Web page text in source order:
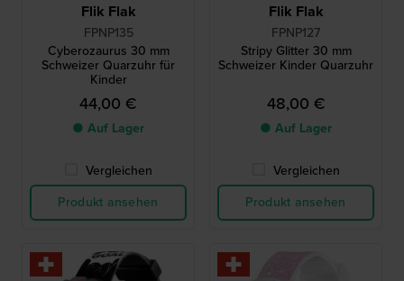
Flik Flak
FPNP135
Cyberozaurus 30 mm
Schweizer Quarzuhr für
Kinder
44,00 €
● Auf Lager
Vergleichen
Produkt ansehen
Flik Flak
FPNP127
Stripy Glitter 30 mm
Schweizer Kinder Quarzuhr
48,00 €
● Auf Lager
Vergleichen
Produkt ansehen